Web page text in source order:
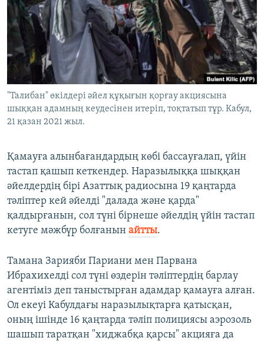
"Талибан" өкілдері әйел құқығын қорғау акциясына
шыққан адамның кеудесінен итеріп, тоқтатып тұр. Кабул,
21 қазан 2021 жыл.
Қамауға алынбағандардың көбі бассауғалап, үйін
тастап қашып кеткендер. Наразылыққа шыққан
әйелдердің бірі Азаттық радиосына 19 қаңтарда
тәліптер кей әйелді "далада және қарда"
қалдырғанын, сол түні бірнеше әйелдің үйін тастап
кетуге мәжбүр болғанын айтты.
Тамана Зарияби Париани мен Парвана
Ибрахихелді сол түні өздерін тәліптердің барлау
агентіміз деп таныстырған адамдар қамауға алған.
Ол екеуі Кабулдағы наразылықтарға қатысқан,
оның ішінде 16 қаңтарда тәліп полициясы аэрозоль
шашып таратқан "хиджабқа қарсы" акцияға да